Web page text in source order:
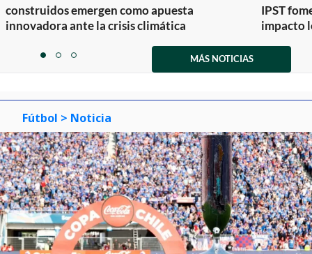
construidos emergen como apuesta
innovadora ante la crisis climática
IPST
impacto
itemitemitem
MÁS NOTICIAS
Fútbol > Noticia